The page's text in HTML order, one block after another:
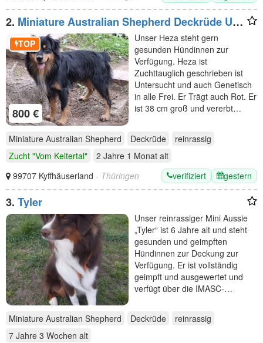
2. Miniature Australian Shepherd Deckrüde USA
Import
800 €
TOP
Unser Heza steht gern
gesunden Hündinnen zur
Verfügung. Heza ist
Zuchttauglich geschrieben ist
Untersucht und auch Genetisch
in alle Frei. Er Trägt auch Rot. Er
ist 38 cm groß und vererbt…
Miniature Australian Shepherd Deckrüde
reinrassig
Zucht "Vom Keltertal"
2 Jahre 1 Monat alt
99707 Kyffhäuserland - Thüringen verifiziert gestern
3. Tyler
Unser reinrassiger Mini Aussie
„Tyler“ ist 6 Jahre alt und steht
gesunden und geimpften
Hündinnen zur Deckung zur
Verfügung. Er ist vollständig
geimpft und ausgewertet und
verfügt über die IMASC-…
Miniature Australian Shepherd Deckrüde
reinrassig
7 Jahre 3 Wochen alt